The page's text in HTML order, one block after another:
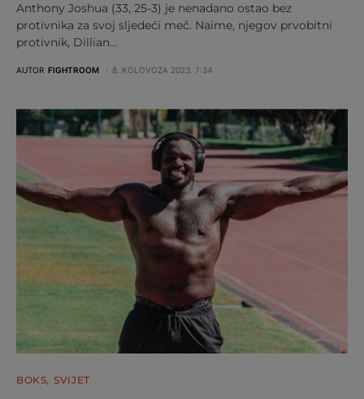
Anthony Joshua (33, 25-3) je nenadano ostao bez
protivnika za svoj sljedeći meč. Naime, njegov prvobitni
protivnik, Dillian…
AUTOR FIGHTROOM 8. KOLOVOZA 2023. 7:34
BOKS SVIJET